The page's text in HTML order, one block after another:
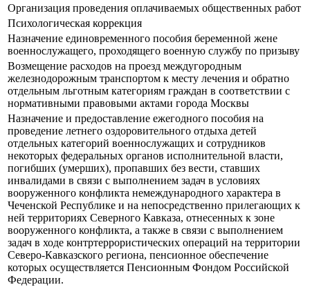
Организация проведения оплачиваемых общественных работ
Психологическая коррекция
Назначение единовременного пособия беременной жене
военнослужащего, проходящего военную службу по призыву
Возмещение расходов на проезд междугородным
железнодорожным транспортом к месту лечения и обратно
отдельным льготным категориям граждан в соответствии с
нормативными правовыми актами города Москвы
Назначение и предоставление ежегодного пособия на
проведение летнего оздоровительного отдыха детей
отдельных категорий военнослужащих и сотрудников
некоторых федеральных органов исполнительной власти,
погибших (умерших), пропавших без вести, ставших
инвалидами в связи с выполнением задач в условиях
вооруженного конфликта немеждународного характера в
Чеченской Республике и на непосредственно прилегающих к
ней территориях Северного Кавказа, отнесенных к зоне
вооруженного конфликта, а также в связи с выполнением
задач в ходе контртеррористических операций на территории
Северо-Кавказского региона, пенсионное обеспечение
которых осуществляется Пенсионным Фондом Российской
Федерации.